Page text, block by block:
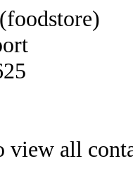
view all